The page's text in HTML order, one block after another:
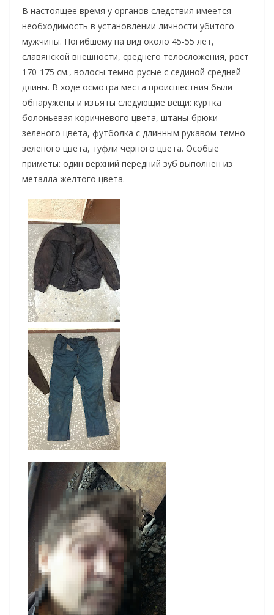
В настоящее время у органов следствия имеется
необходимость в установлении личности убитого
мужчины. Погибшему на вид около 45-55 лет,
славянской внешности, среднего телосложения, рост
170-175 см., волосы темно-русые с сединой средней
длины. В ходе осмотра места происшествия были
обнаружены и изъяты следующие вещи: куртка
болоньевая коричневого цвета, штаны-брюки
зеленого цвета, футболка с длинным рукавом темно-
зеленого цвета, туфли черного цвета. Особые
приметы: один верхний передний зуб выполнен из
металла желтого цвета.